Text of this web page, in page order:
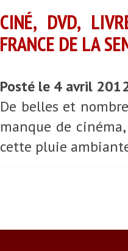
CINÉ, DVD,
FRANCE DE LA
Posté le 4 avril
De belles et
manque de
cette pluie